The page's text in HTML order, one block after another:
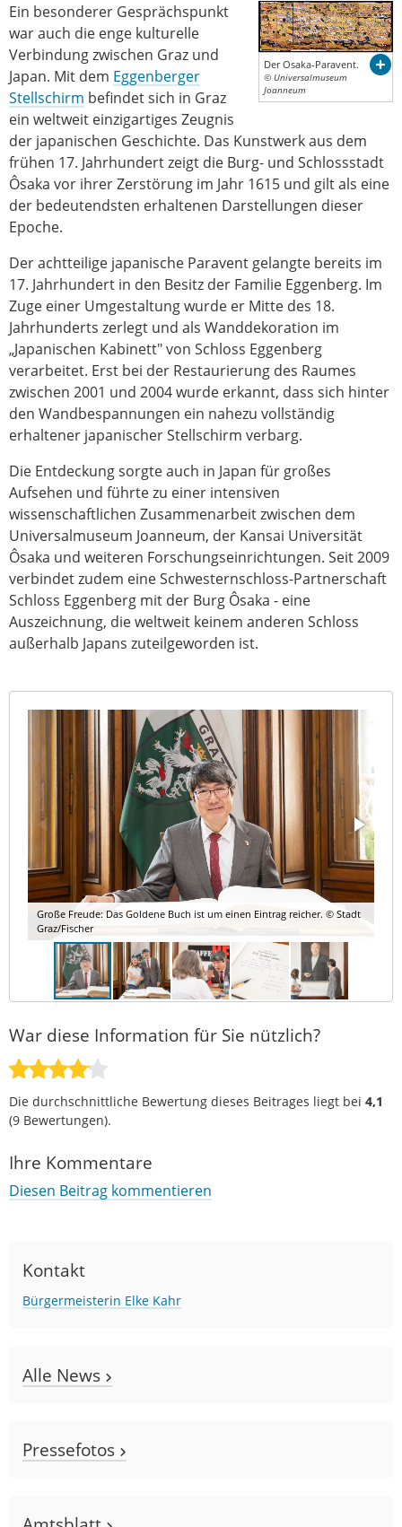
Der Osaka-Paravent.
© Universalmuseum
Joanneum
Ein besonderer Gesprächspunkt
war auch die enge kulturelle
Verbindung zwischen Graz und
Japan. Mit dem Eggenberger
Stellschirm befindet sich in Graz
ein weltweit einzigartiges Zeugnis
der japanischen Geschichte. Das Kunstwerk aus dem
frühen 17. Jahrhundert zeigt die Burg- und Schlossstadt
Ôsaka vor ihrer Zerstörung im Jahr 1615 und gilt als eine
der bedeutendsten erhaltenen Darstellungen dieser
Epoche.
Der achtteilige japanische Paravent gelangte bereits im
17. Jahrhundert in den Besitz der Familie Eggenberg. Im
Zuge einer Umgestaltung wurde er Mitte des 18.
Jahrhunderts zerlegt und als Wanddekoration im
„Japanischen Kabinett" von Schloss Eggenberg
verarbeitet. Erst bei der Restaurierung des Raumes
zwischen 2001 und 2004 wurde erkannt, dass sich hinter
den Wandbespannungen ein nahezu vollständig
erhaltener japanischer Stellschirm verbarg.
Die Entdeckung sorgte auch in Japan für großes
Aufsehen und führte zu einer intensiven
wissenschaftlichen Zusammenarbeit zwischen dem
Universalmuseum Joanneum, der Kansai Universität
Ôsaka und weiteren Forschungseinrichtungen. Seit 2009
verbindet zudem eine Schwesternschloss-Partnerschaft
Schloss Eggenberg mit der Burg Ôsaka - eine
Auszeichnung, die weltweit keinem anderen Schloss
außerhalb Japans zuteilgeworden ist.
Große Freude: Das Goldene Buch ist um einen Eintrag reicher. © Stadt
Graz/Fischer
War diese Information für Sie nützlich?
Die durchschnittliche Bewertung dieses Beitrages liegt bei 4,1
(9 Bewertungen).
Ihre Kommentare
Diesen Beitrag kommentieren
Kontakt
Bürgermeisterin Elke Kahr
Alle News
Pressefotos